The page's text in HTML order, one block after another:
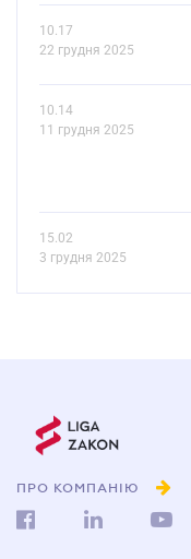
10.17
22 грудня 2025
10.14
11 грудня 2025
15.02
3 грудня 2025
ПРО КОМПАНІЮ